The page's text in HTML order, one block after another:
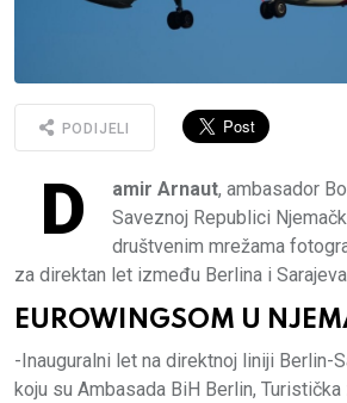
PODIJELI
D amir Arnaut, ambasador
Saveznoj Republici
društvenim mrežama
za direktan let između Berlina i
EUROWINGSOM U
-Inauguralni let na direktnoj liniji Berlin-
koju su Ambasada BiH Berlin,